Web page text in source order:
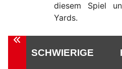
diesem Spiel
Yards.
Beitragsnavigation
SCHWIERIGE